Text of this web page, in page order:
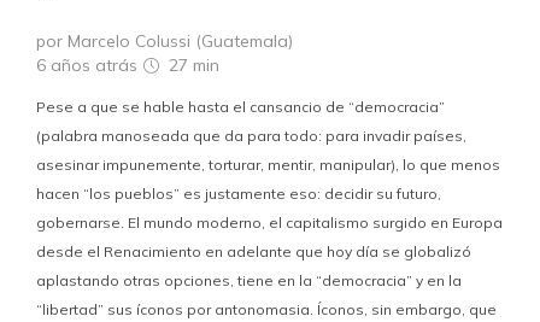
por Marcelo Colussi (Guatemala)
6 años atrás
27 min
Pese a que se hable hasta el cansancio de “democracia”
(palabra manoseada que da para todo: para invadir países,
asesinar impunemente, torturar, mentir, manipular), lo que menos
hacen “los pueblos” es justamente eso: decidir su futuro,
gobernarse. El mundo moderno, el capitalismo surgido en Europa
desde el Renacimiento en adelante que hoy día se globalizó
aplastando otras opciones, tiene en la “democracia” y en la
“libertad” sus íconos por antonomasia. Íconos, sin embargo, que